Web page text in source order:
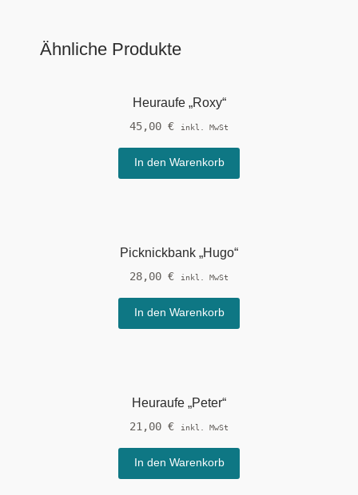
Ähnliche Produkte
Heuraufe „Roxy“
45,00 € inkl. MwSt
In den Warenkorb
Picknickbank „Hugo“
28,00 € inkl. MwSt
In den Warenkorb
Heuraufe „Peter“
21,00 € inkl. MwSt
In den Warenkorb